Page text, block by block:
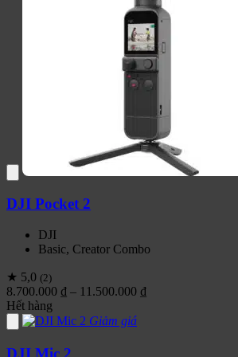
DJI Pocket 2
DJI
Basic, Creator Combo
★ 5,0 (2)
8.700.000 ₫ – 11.500.000 ₫Khoảng
Hết hàng
Giảm giá
DJI Mic 2